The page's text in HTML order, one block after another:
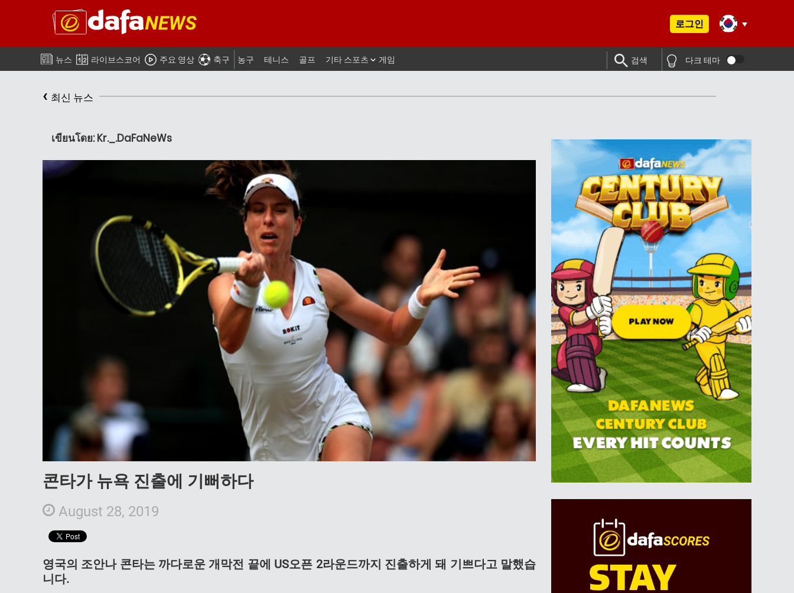
로그인
뉴스 라이브스코어 주요 영상 축구 농구 테니스 골프 기타 스포츠 게임 검색 다크 테마
‹ 최신 뉴스
เขียนโดย: Kr._.DaFaNeWs
콘타가 뉴욕 진출에 기뻐하다
August 28, 2019
영국의 조안나 콘타는 까다로운 개막전 끝에 US오픈 2라운드까지 진출하게 돼 기쁘다고 말했습
니다.